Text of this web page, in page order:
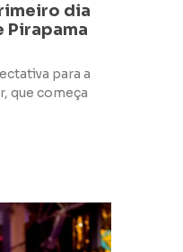
dia
Pirapama
para a
que começa